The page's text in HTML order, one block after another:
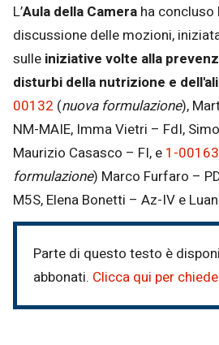
L’Aula della Camera ha concluso
discussione delle mozioni,
sulle iniziative volte alla
disturbi della nutrizione e
00132 (nuova formulazione),
NM-MAIE, Imma Vietri – FdI,
Maurizio Casasco – FI, e 1-00163
formulazione) Marco Furfaro –
M5S, Elena Bonetti – Az-IV e
Parte di questo testo è
abbonati. Clicca qui per